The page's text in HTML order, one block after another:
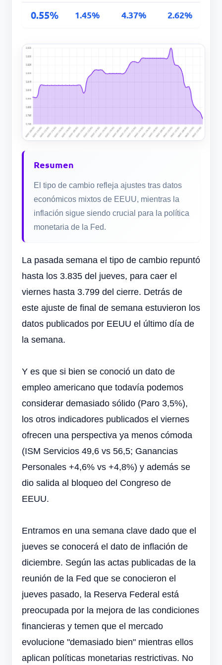
0.55% 1.45% 4.37% 2.62%
Resumen
El tipo de cambio refleja ajustes tras datos
económicos mixtos de EEUU, mientras la
inflación sigue siendo crucial para la política
monetaria de la Fed.
La pasada semana el tipo de cambio repuntó
hasta los 3.835 del jueves, para caer el
viernes hasta 3.799 del cierre. Detrás de
este ajuste de final de semana estuvieron los
datos publicados por EEUU el último día de
la semana.
Y es que si bien se conoció un dato de
empleo americano que todavía podemos
considerar demasiado sólido (Paro 3,5%),
los otros indicadores publicados el viernes
ofrecen una perspectiva ya menos cómoda
(ISM Servicios 49,6 vs 56,5; Ganancias
Personales +4,6% vs +4,8%) y además se
dio salida al bloqueo del Congreso de
EEUU.
Entramos en una semana clave dado que el
jueves se conocerá el dato de inflación de
diciembre. Según las actas publicadas de la
reunión de la Fed que se conocieron el
jueves pasado, la Reserva Federal está
preocupada por la mejora de las condiciones
financieras y temen que el mercado
evolucione "demasiado bien" mientras ellos
aplican políticas monetarias restrictivas. No